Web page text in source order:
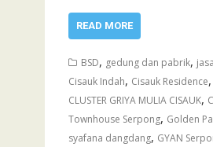
READ MORE
BSD, gedung dan pabrik, jasa
Cisauk Indah, Cisauk Residence,
CLUSTER GRIYA MULIA CISAUK,
Townhouse Serpong, Golden
syafana dangdang, GYAN